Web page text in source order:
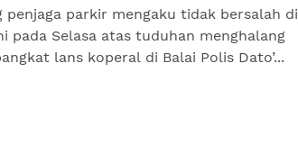
penjaga parkir mengaku tidak bersalah di
pada Selasa atas tuduhan menghalang
lans koperal di Balai Polis Dato’...